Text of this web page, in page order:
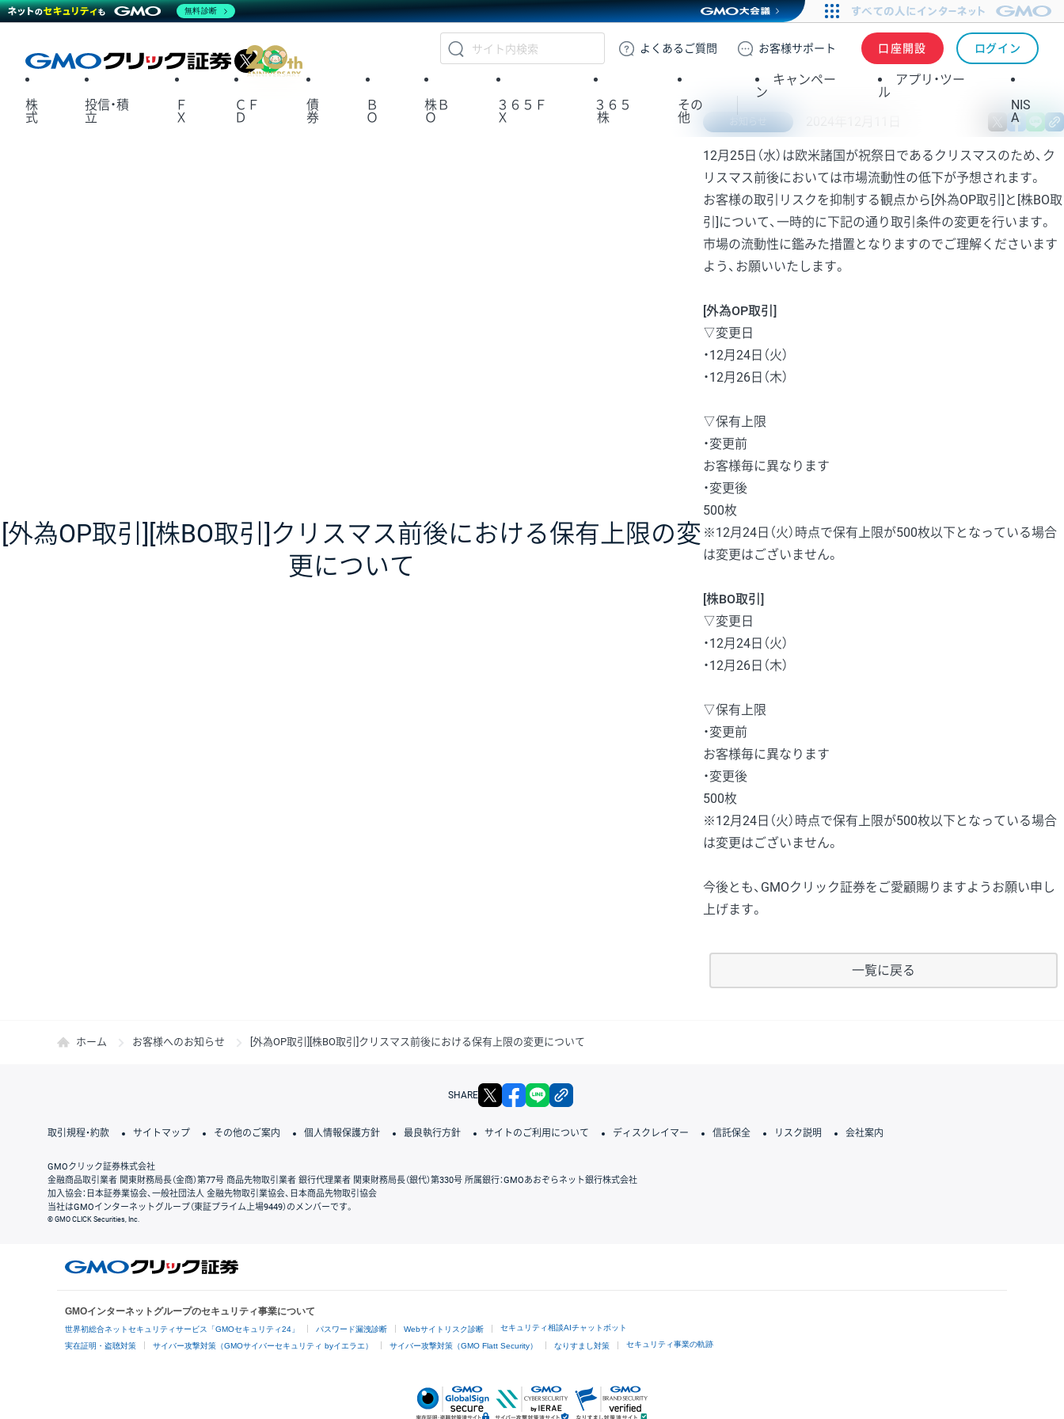
GMOクリック証券
よくある ご質問 お客様サポート 口座開設 ログイン
X
株
式
投信・積
立
Ｆ
Ｘ
ＣＦ
Ｄ
債
券
Ｂ
Ｏ
株Ｂ
Ｏ
３６５Ｆ
Ｘ
３６５
株
その
他
キャンペー
ン
アプリ・ツー
ル
NIS
A
[外為OP取引][株BO取引]クリスマス前後における保有上限の変
更について
X
12月25日（水）は欧米諸国が祝祭日であるクリスマスのため、ク
リスマス前後においては市場流動性の低下が予想されます。
お客様の取引リスクを抑制する観点から[外為OP取引]と[株BO取
引]について、一時的に下記の通り取引条件の変更を行います。
市場の流動性に鑑みた措置となりますのでご理解くださいます
よう、お願いいたします。
[外為OP取引]
▽変更日
・12月24日（火）
・12月26日（木）
▽保有上限
・変更前
お客様毎に異なります
・変更後
500枚
※12月24日（火）時点で保有上限が500枚以下となっている場合
は変更はございません。
[株BO取引]
▽変更日
・12月24日（火）
・12月26日（木）
▽保有上限
・変更前
お客様毎に異なります
・変更後
500枚
※12月24日（火）時点で保有上限が500枚以下となっている場合
は変更はございません。
今後とも、GMOクリック証券をご愛顧賜りますようお願い申し
上げます。
一覧に戻る
ホーム お客様へのお知らせ [外為OP取引][株BO取引]クリスマス前後における保有上限の変更について
SHARE X facebook
取引規程・約款 サイトマップ その他のご案内 個人情報保護方針 最良執行方針 サイトのご利用について ディスクレイマー 信託保全 リスク説明 会社案内
GMOクリック証券株式会社
金融商品取引業者 関東財務局長（金商）第77号 商品先物取引業者 銀行代理業者 関東財務局長（銀代）第330号 所属銀行：GMOあおぞらネット銀行株式会社
加入協会：日本証券業協会、一般社団法人 金融先物取引業協会、日本商品先物取引協会
当社はGMOインターネットグループ（東証プライム上場9449）のメンバーです。
© GMO CLICK Securities, Inc.
GMOインターネットグループのセキュリティ事業について
世界初総合ネットセキュリティサービス「GMOセキュリティ24」 パスワード漏洩診断 Webサイトリスク診断 セキュリティ相談AIチャットボット
実在証明・盗聴対策 サイバー攻撃対策（GMOサイバーセキュリティ byイエラエ） サイバー攻撃対策（GMO Flatt Security） なりすまし対策 セキュリティ事業の軌跡
無料診断